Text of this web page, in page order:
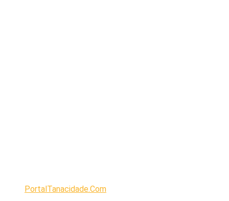
PortalTanacidade.Com